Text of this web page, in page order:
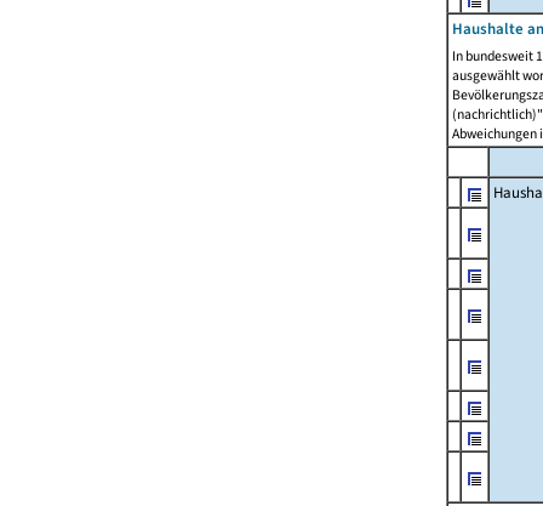
Haushalte
In bundesweit
ausgewählt
Abweichungen